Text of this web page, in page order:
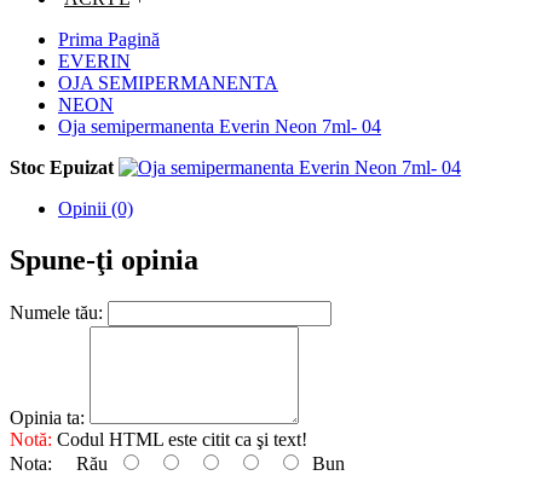
Prima Pagină
EVERIN
OJA SEMIPERMANENTA
NEON
Oja semipermanenta Everin Neon 7ml- 04
Stoc Epuizat
Opinii (0)
Spune-ţi opinia
Numele tău:
Opinia ta:
Notă: Codul HTML este citit ca şi text!
Nota: Rău Bun